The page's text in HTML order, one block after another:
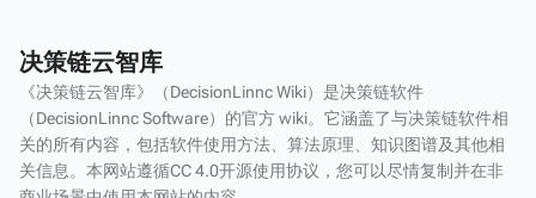
决策链云智库
《决策链云智库》（DecisionLinnc Wiki）是决策链软件
（DecisionLinnc Software）的官方 wiki。它涵盖了与决策链软件相
关的所有内容，包括软件使用方法、算法原理、知识图谱及其他相
关信息。本网站遵循CC 4.0开源使用协议，您可以尽情复制并在非